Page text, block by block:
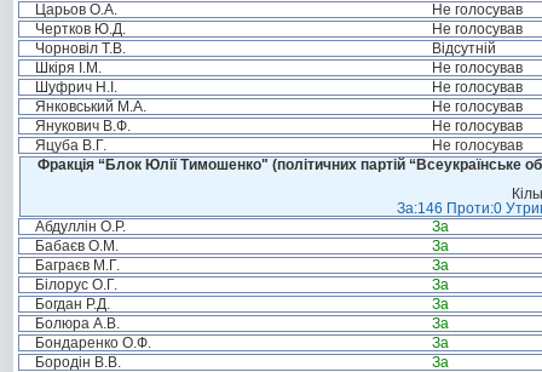
Царьов О.А.
Не голосував
Чертков Ю.Д.
Не голосував
Чорновіл Т.В.
Відсутній
Шкіря І.М.
Не голосував
Шуфрич Н.І.
Не голосував
Янковський М.А.
Не голосував
Янукович В.Ф.
Не голосував
Яцуба В.Г.
Не голосував
Фракція “Блок Юлії Тимошенко" (політичних партій “Всеукраїнське
За:146 Проти:0
Абдуллін О.Р.
За
Бабаєв О.М.
За
Баграєв М.Г.
За
Білорус О.Г.
За
Богдан Р.Д.
За
Болюра А.В.
За
Бондаренко О.Ф.
За
Бородін В.В.
За